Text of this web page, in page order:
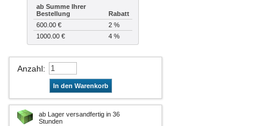
ab Summe Ihrer
Bestellung
Rabatt
600.00 €
2 %
1000.00 €
4 %
Anzahl:
In den Warenkorb
ab Lager versandfertig in 36
Stunden